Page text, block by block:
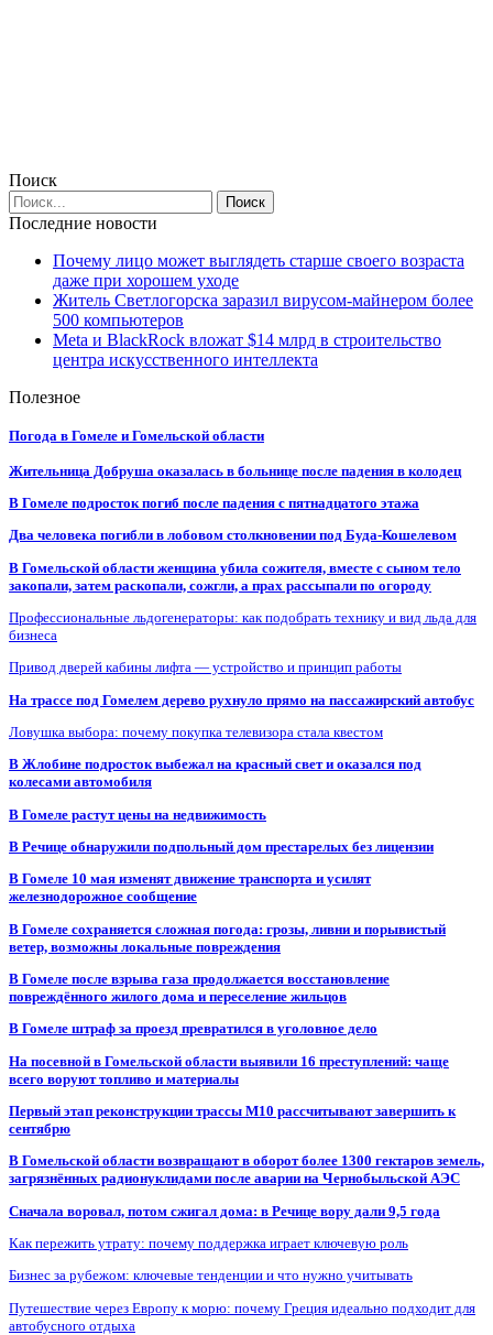
Поиск
Последние новости
Почему лицо может выглядеть старше своего возраста
даже при хорошем уходе
Житель Светлогорска заразил вирусом-майнером более
500 компьютеров
Meta и BlackRock вложат $14 млрд в строительство
центра искусственного интеллекта
Полезное
Погода в Гомеле и Гомельской области
Жительница Добруша оказалась в больнице после падения в колодец
В Гомеле подросток погиб после падения с пятнадцатого этажа
Два человека погибли в лобовом столкновении под Буда-Кошелевом
В Гомельской области женщина убила сожителя, вместе с сыном тело
закопали, затем раскопали, сожгли, а прах рассыпали по огороду
Профессиональные льдогенераторы: как подобрать технику и вид льда для
бизнеса
Привод дверей кабины лифта — устройство и принцип работы
На трассе под Гомелем дерево рухнуло прямо на пассажирский автобус
Ловушка выбора: почему покупка телевизора стала квестом
В Жлобине подросток выбежал на красный свет и оказался под
колесами автомобиля
В Гомеле растут цены на недвижимость
В Речице обнаружили подпольный дом престарелых без лицензии
В Гомеле 10 мая изменят движение транспорта и усилят
железнодорожное сообщение
В Гомеле сохраняется сложная погода: грозы, ливни и порывистый
ветер, возможны локальные повреждения
В Гомеле после взрыва газа продолжается восстановление
повреждённого жилого дома и переселение жильцов
В Гомеле штраф за проезд превратился в уголовное дело
На посевной в Гомельской области выявили 16 преступлений: чаще
всего воруют топливо и материалы
Первый этап реконструкции трассы М10 рассчитывают завершить к
сентябрю
В Гомельской области возвращают в оборот более 1300 гектаров земель,
загрязнённых радионуклидами после аварии на Чернобыльской АЭС
Сначала воровал, потом сжигал дома: в Речице вору дали 9,5 года
Как пережить утрату: почему поддержка играет ключевую роль
Бизнес за рубежом: ключевые тенденции и что нужно учитывать
Путешествие через Европу к морю: почему Греция идеально подходит для
автобусного отдыха